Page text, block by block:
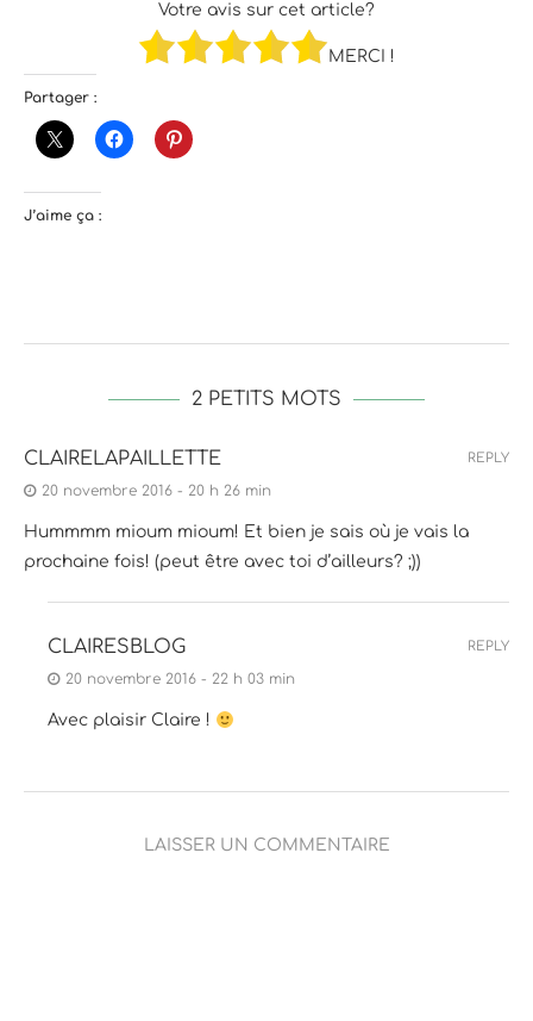
Votre avis sur cet article?
MERCI !
Partager :
J’aime ça :
2 PETITS MOTS
CLAIRELAPAILLETTE
20 novembre 2016 - 20 h 26 min
Hummmm mioum mioum! Et bien je sais où je vais la
prochaine fois! (peut être avec toi d’ailleurs? ;))
REPLY
CLAIRESBLOG
20 novembre 2016 - 22 h 03 min
Avec plaisir Claire !
REPLY
LAISSER UN COMMENTAIRE